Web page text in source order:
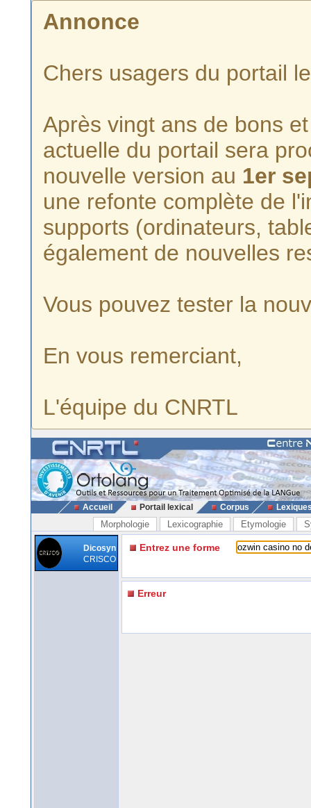
Annonce
Chers usagers du portail
Après vingt ans de bons
actuelle du portail sera
nouvelle version au 1er
une refonte complète de
supports (ordinateurs,
également de nouvelles
Vous pouvez tester la
En vous remerciant,
L'équipe du CNRTL
Accueil Portail lexical Corpus
Morphologie Lexicographie Etymologie
Dicosyn
CRISCO
Entrez une forme
Erreur